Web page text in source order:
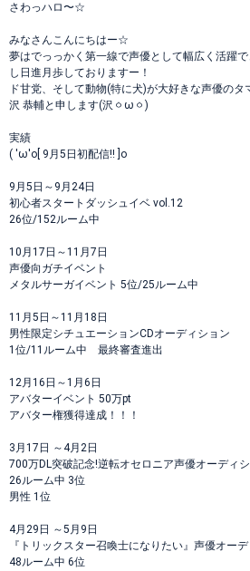
さわっハロ〜☆
みなさんこんにちはー☆
夢はでっっかく第一線で声優として幅広く活躍
し日進月歩しておりますー！
ド甘党、そして動物(特に犬)が大好きな声優のタ
沢 恭輔と申します(沢ㆁωㆁ)
実績
( 'ω'o[ 9月5日初配信!! ]o
9月5日～9月24日
初心者スタートダッシュイベ vol.12
26位/152ルーム中
10月17日～11月7日
声優向ガチイベント
メタルサーガイベント 5位/25ルーム中
11月5日～11月18日
男性限定シチュエーションCDオーディション
1位/11ルーム中 最終審査進出
12月16日～1月6日
アバターイベント 50万pt
アバター権獲得達成！！！
3月17日 ～4月2日
700万DL突破記念!逆転オセロニア声優オーディ
26ルーム中 3位
男性 1位
4月29日 ～5月9日
『トリックスター召喚士になりたい』声優オー
48ルーム中 6位